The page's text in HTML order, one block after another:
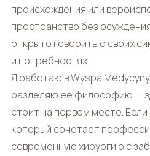
происхождения или
пространство без
открыто говорить о своих
и потребностях.
Я работаю в Wyspa
разделяю ее философию —
стоит на первом месте.
который сочетает
современную хирургию с